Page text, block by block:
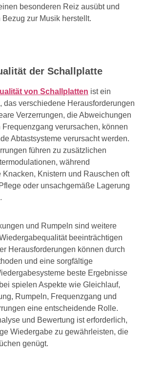
besonderen Reiz ausübt und
zur Musik herstellt.
der Schallplatte
von Schallplatten ist ein
das verschiedene Herausforderungen
Verzerrungen, die Abweichungen
verursachen, können
Abtastsysteme verursacht werden.
führen zu zusätzlichen
während
Knacken, Knistern und Rauschen oft
oder unsachgemäße Lagerung
und Rumpeln sind weitere
beeinträchtigen
Herausforderungen können durch
und eine sorgfältige
beste Ergebnisse
spielen Aspekte wie Gleichlauf,
Rumpeln, Frequenzgang und
eine entscheidende Rolle.
und Bewertung ist erforderlich,
Wiedergabe zu gewährleisten, die
genügt.